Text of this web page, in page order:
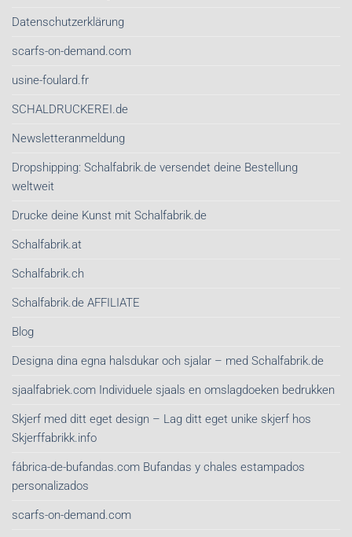
Datenschutzerklärung
scarfs-on-demand.com
usine-foulard.fr
SCHALDRUCKEREI.de
Newsletteranmeldung
Dropshipping: Schalfabrik.de versendet deine Bestellung
weltweit
Drucke deine Kunst mit Schalfabrik.de
Schalfabrik.at
Schalfabrik.ch
Schalfabrik.de AFFILIATE
Blog
Designa dina egna halsdukar och sjalar – med Schalfabrik.de
sjaalfabriek.com Individuele sjaals en omslagdoeken bedrukken
Skjerf med ditt eget design – Lag ditt eget unike skjerf hos
Skjerffabrikk.info
fábrica-de-bufandas.com Bufandas y chales estampados
personalizados
scarfs-on-demand.com